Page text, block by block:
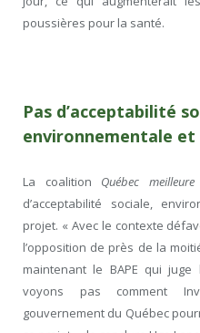
poussières pour la santé.
Pas d’acceptabilité
environnementale et
La coalition Québec
d’acceptabilité sociale,
projet. « Avec le contexte
l’opposition de près de la
maintenant le BAPE qui
voyons pas comment
gouvernement du Québec